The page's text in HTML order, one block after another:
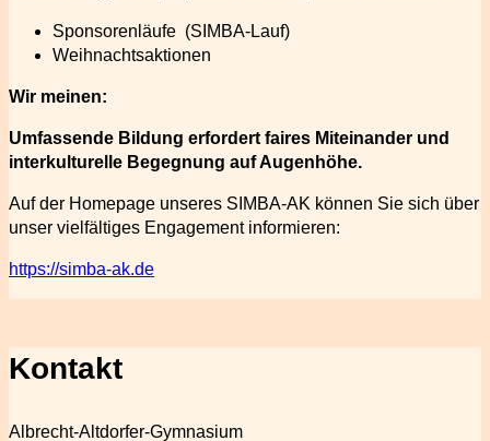
Sponsorenläufe (SIMBA-Lauf)
Weihnachtsaktionen
Wir meinen:
Umfassende Bildung erfordert faires Miteinander und
interkulturelle Begegnung auf Augenhöhe.
Auf der Homepage unseres SIMBA-AK können Sie sich über
unser vielfältiges Engagement informieren:
https://simba-ak.de
Kontakt
Albrecht-Altdorfer-Gymnasium